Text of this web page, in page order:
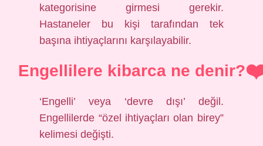
kategorisine girmesi gerekir.
Hastaneler bu kişi tarafından tek
başına ihtiyaçlarını karşılayabilir.
Engellilere kibarca ne denir?
‘Engelli’ veya ‘devre dışı’ değil.
Engellilerde “özel ihtiyaçları olan birey”
kelimesi değişti.